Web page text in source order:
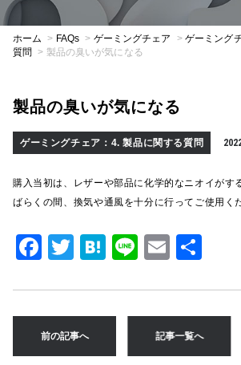
ホーム > FAQs > ゲーミングチェア > ゲーミング
質問 > 製品の臭いが気になる
製品の臭いが気になる
ゲーミングチェア：4. 製品に関する質問
購入当初は、レザーや部品に化学的なニオイがす
ばらくの間、換気や通風を十分に行ってご使用く
F
c
e
b
T
it
te
r
H
e
n
a
Li
e
E
ai
l
前の記事へ 記事一覧へ